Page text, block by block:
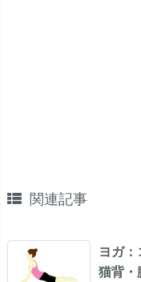
関連記事
ヨガ
猫背・